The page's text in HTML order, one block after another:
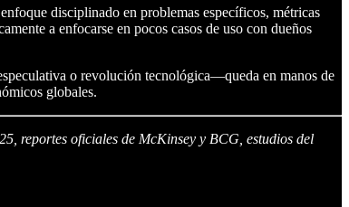
disciplinado en problemas específicos, métricas
a enfocarse en pocos casos de uso con dueños
o revolución tecnológica—queda en manos de
globales.
reportes oficiales de McKinsey y BCG, estudios del